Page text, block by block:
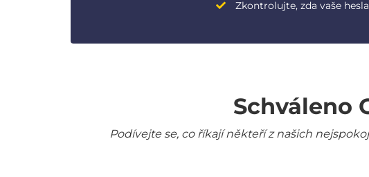
Zkontrolujte, zda vaše
Schváleno
Podívejte se, co říkají někteří z našich